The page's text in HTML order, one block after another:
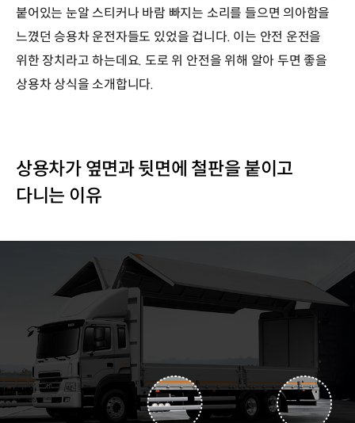
붙어있는 눈알 스티커나 바람 빠지는 소리를 들으면 의아함을
느꼈던 승용차 운전자들도 있었을 겁니다. 이는 안전 운전을
위한 장치라고 하는데요. 도로 위 안전을 위해 알아 두면 좋을
상용차 상식을 소개합니다.
상용차가 옆면과 뒷면에 철판을 붙이고
다니는 이유